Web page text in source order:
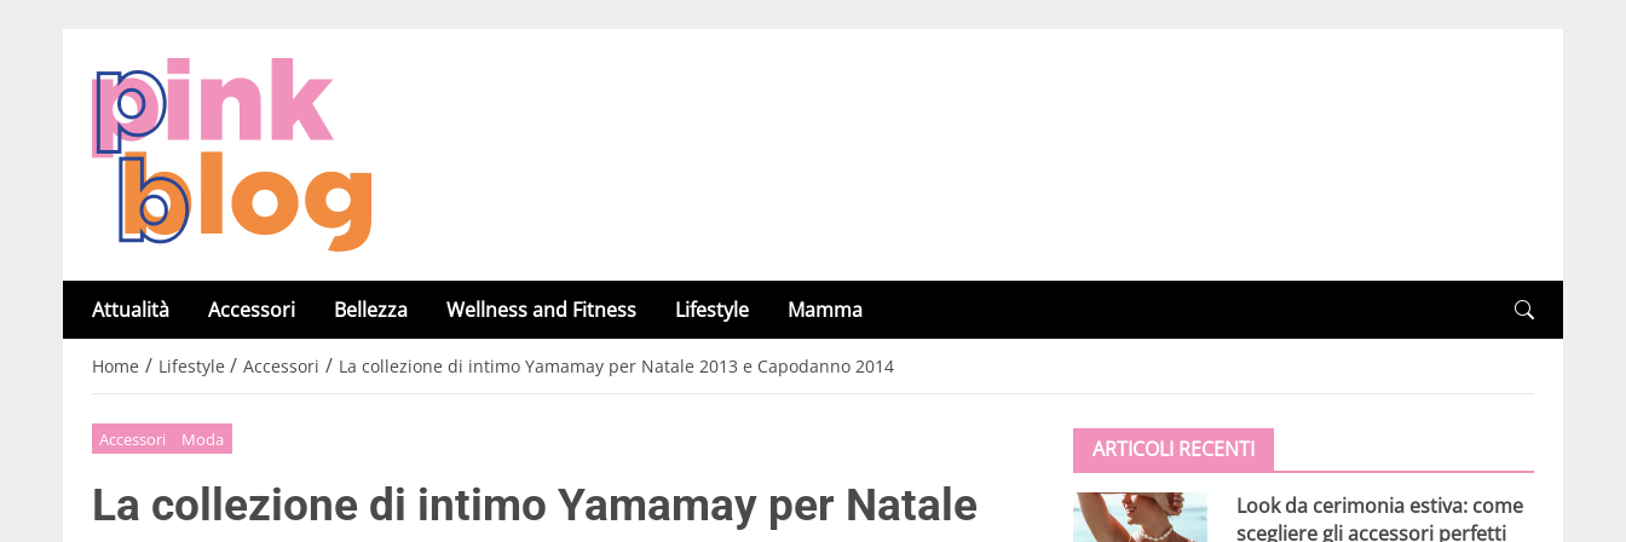
Attualità Accessori Bellezza Wellness and Fitness Lifestyle Mamma
Home / Lifestyle / Accessori / La collezione di intimo Yamamay per Natale 2013 e Capodanno 2014
Accessori Moda
La collezione di intimo Yamamay per Natale
ARTICOLI RECENTI
Look da cerimonia estiva: come
scegliere gli accessori perfetti